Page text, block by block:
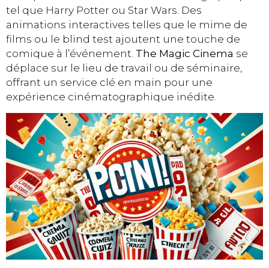
tel que Harry Potter ou Star Wars. Des
animations interactives telles que le mime de
films ou le blind test ajoutent une touche de
comique à l’événement. The Magic Cinema se
déplace sur le lieu de travail ou de séminaire,
offrant un service clé en main pour une
expérience cinématographique inédite.